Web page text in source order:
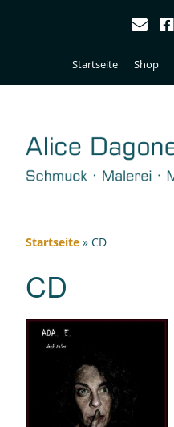
Startseite Shop
Startseite » CD
CD